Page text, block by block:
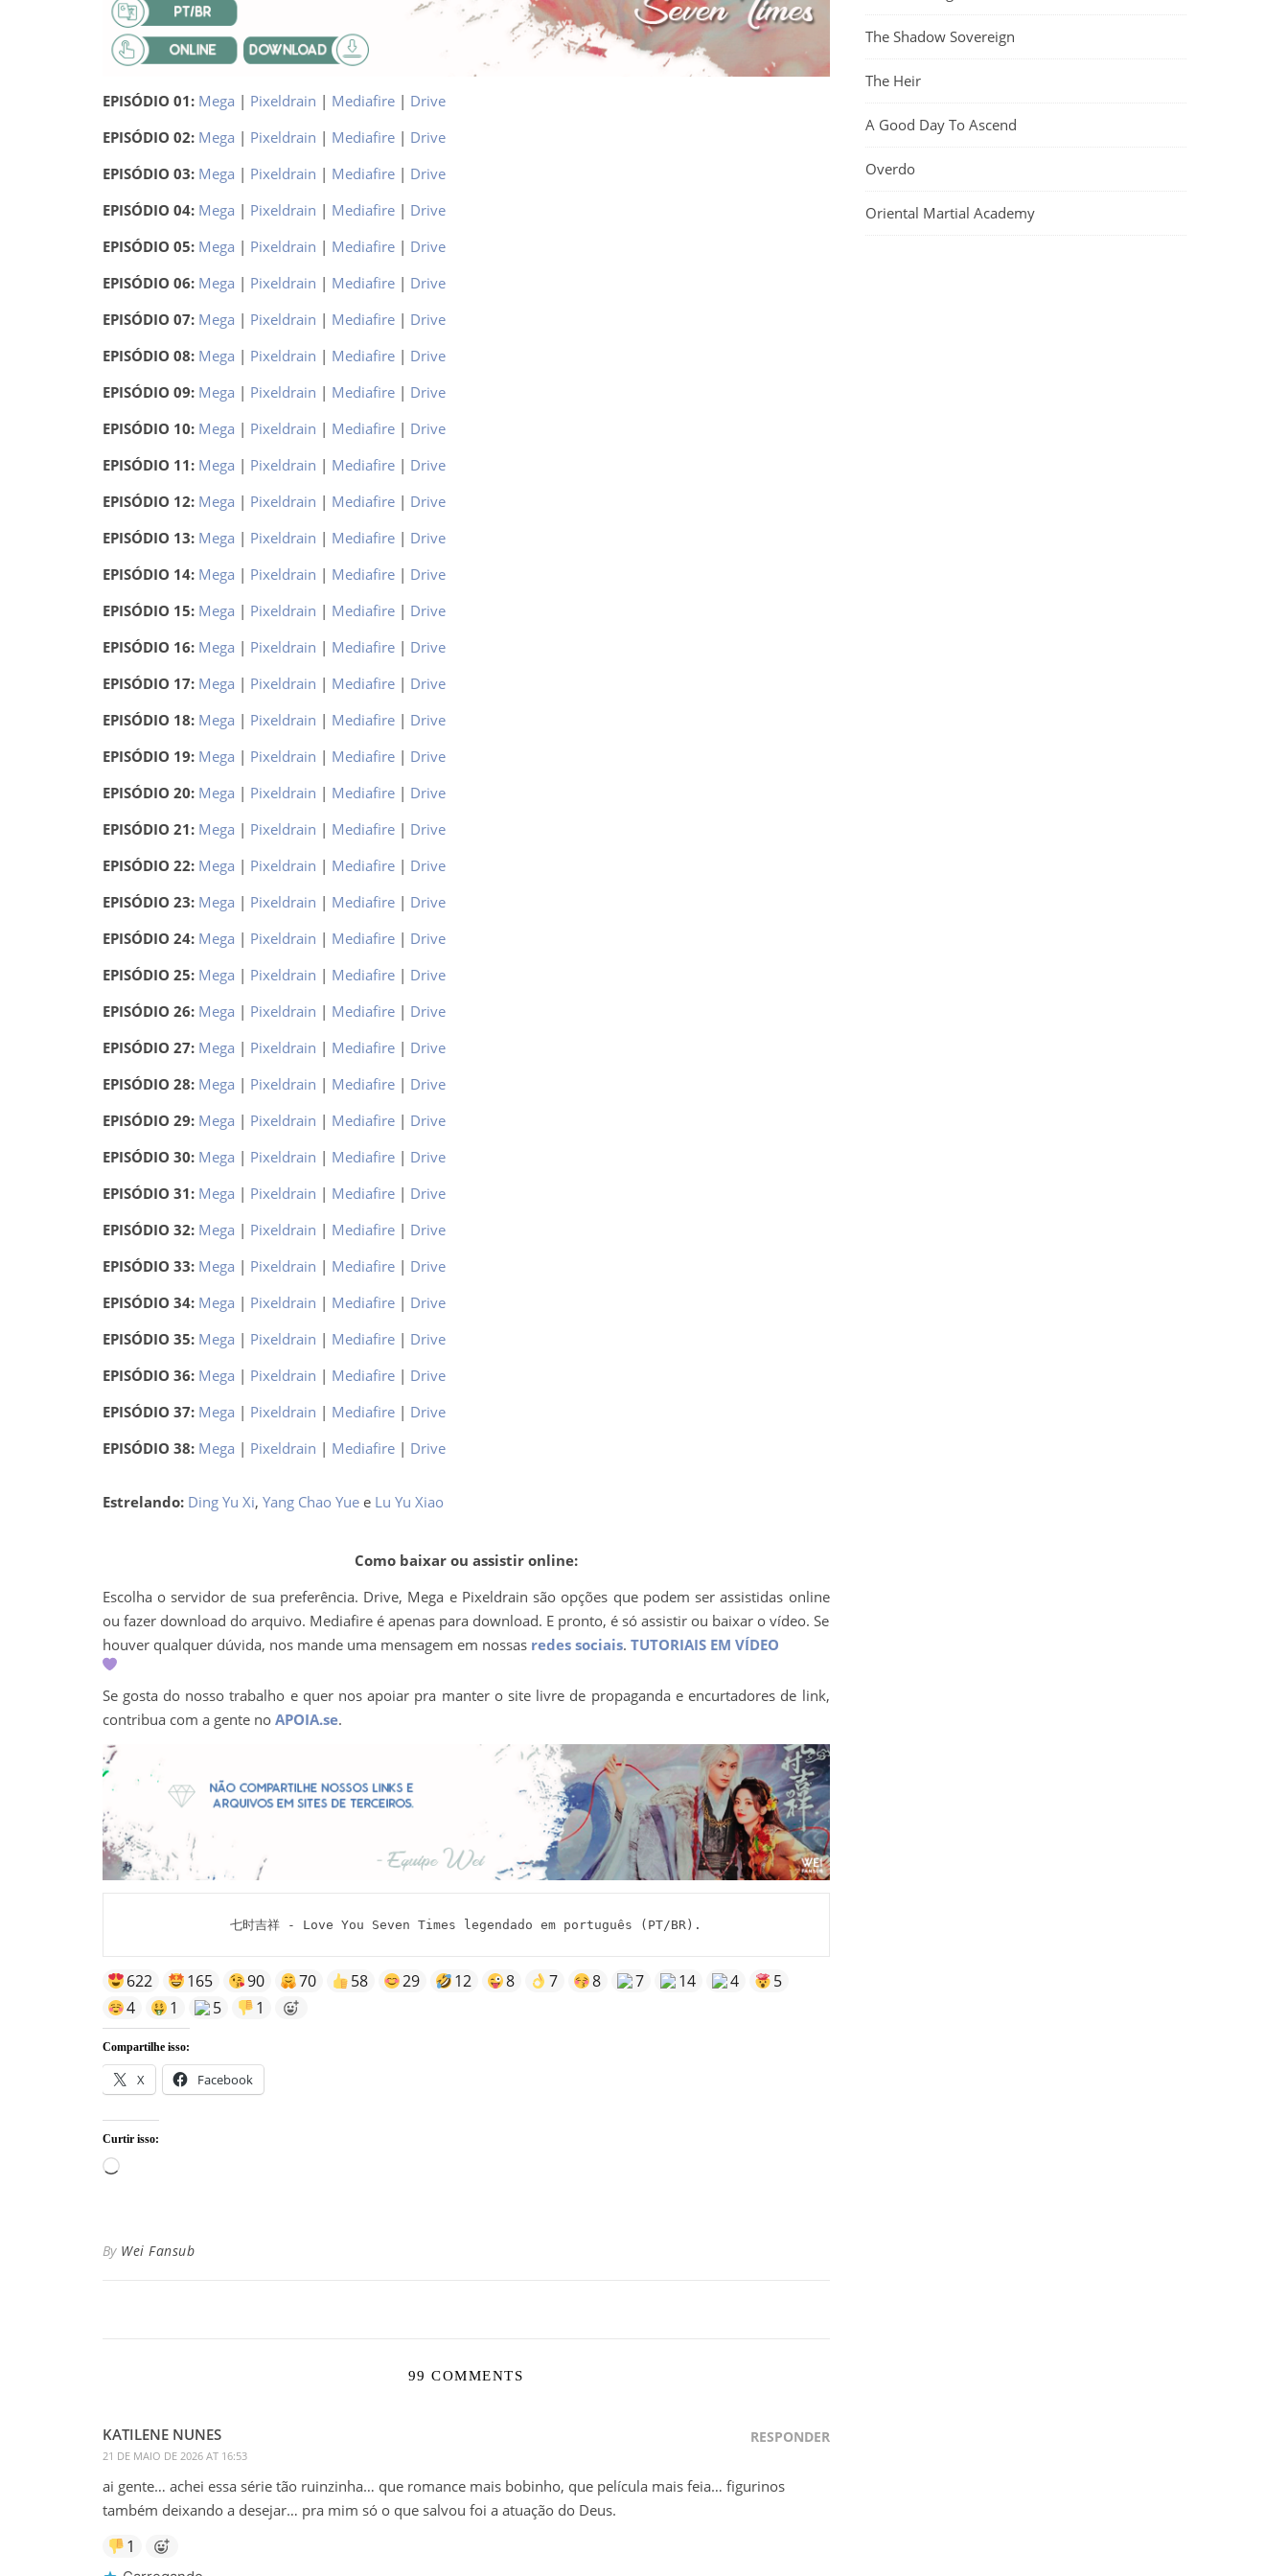
EPISÓDIO 01: Mega | Pixeldrain | Mediafire| Drive
EPISÓDIO 02: Mega | Pixeldrain | Mediafire| Drive
EPISÓDIO 03: Mega | Pixeldrain | Mediafire| Drive
EPISÓDIO 04: Mega | Pixeldrain | Mediafire| Drive
EPISÓDIO 05: Mega | Pixeldrain | Mediafire| Drive
EPISÓDIO 06: Mega | Pixeldrain | Mediafire| Drive
EPISÓDIO 07: Mega | Pixeldrain | Mediafire| Drive
EPISÓDIO 08: Mega | Pixeldrain | Mediafire| Drive
EPISÓDIO 09: Mega | Pixeldrain | Mediafire| Drive
EPISÓDIO 10: Mega | Pixeldrain | Mediafire| Drive
EPISÓDIO 11: Mega | Pixeldrain | Mediafire| Drive
EPISÓDIO 12: Mega | Pixeldrain | Mediafire| Drive
EPISÓDIO 13: Mega | Pixeldrain | Mediafire| Drive
EPISÓDIO 14: Mega | Pixeldrain | Mediafire| Drive
EPISÓDIO 15: Mega | Pixeldrain | Mediafire| Drive
EPISÓDIO 16: Mega | Pixeldrain | Mediafire| Drive
EPISÓDIO 17: Mega | Pixeldrain | Mediafire| Drive
EPISÓDIO 18: Mega | Pixeldrain | Mediafire| Drive
EPISÓDIO 19: Mega | Pixeldrain | Mediafire| Drive
EPISÓDIO 20: Mega | Pixeldrain | Mediafire| Drive
EPISÓDIO 21: Mega | Pixeldrain | Mediafire| Drive
EPISÓDIO 22: Mega | Pixeldrain | Mediafire| Drive
EPISÓDIO 23: Mega | Pixeldrain | Mediafire| Drive
EPISÓDIO 24: Mega | Pixeldrain | Mediafire| Drive
EPISÓDIO 25: Mega | Pixeldrain | Mediafire| Drive
EPISÓDIO 26: Mega | Pixeldrain | Mediafire| Drive
EPISÓDIO 27: Mega | Pixeldrain | Mediafire| Drive
EPISÓDIO 28: Mega | Pixeldrain | Mediafire| Drive
EPISÓDIO 29: Mega | Pixeldrain | Mediafire| Drive
EPISÓDIO 30: Mega | Pixeldrain | Mediafire| Drive
EPISÓDIO 31: Mega | Pixeldrain | Mediafire| Drive
EPISÓDIO 32: Mega | Pixeldrain | Mediafire| Drive
EPISÓDIO 33: Mega | Pixeldrain | Mediafire| Drive
EPISÓDIO 34: Mega | Pixeldrain | Mediafire| Drive
EPISÓDIO 35: Mega | Pixeldrain | Mediafire| Drive
EPISÓDIO 36: Mega | Pixeldrain | Mediafire| Drive
EPISÓDIO 37: Mega | Pixeldrain | Mediafire| Drive
EPISÓDIO 38: Mega | Pixeldrain | Mediafire| Drive
Estrelando: Ding Yu Xi, Yang Chao Yuee Lu Yu Xiao
Como baixar ou assistir online:
Escolha o servidor de sua preferência. Drive, Mega e Pixeldrain são opções que podem ser assistidas online
ou fazer download do arquivo. Mediafire é apenas para download. E pronto, é só assistir ou baixar o vídeo. Se
houver qualquer dúvida, nos mande uma mensagem em nossas redes sociais. TUTORIAIS EM VÍDEO
Se gosta do nosso trabalho e quer nos apoiar pra manter o site livre de propaganda e encurtadores de link,
contribua com a gente no APOIA.se.
七时吉祥 - Love You Seven Times legendado em português (PT/BR).
622 165 90 70 58 29 12 8 7 8 7 14 4
5
4
1 5 1
Compartilhe isso:
X Facebook
Curtir isso:
Carregando...
By Wei Fansub
99 COMMENTS
KATILENE NUNES
21 DE MAIO DE 2026 AT 16:53
RESPONDER
ai gente… achei essa série tão ruinzinha… que romance mais bobinho, que película mais feia… figurinos
também deixando a desejar… pra mim só o que salvou foi a atuação do Deus.
1
The Shadow Sovereign
The Heir
A Good Day To Ascend
Overdo
Oriental Martial Academy